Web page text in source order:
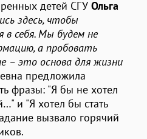
детей СГУ Ольга
здесь, чтобы
в себя. Мы будем не
а пробовать
– это основа для жизни
предложила
фразы: "Я бы не хотел
и "Я хотел бы стать
вызвало горячий